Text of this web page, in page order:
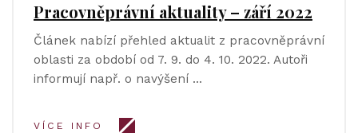
Pracovněprávní aktuality – září 2022
Článek nabízí přehled aktualit z pracovněprávní
oblasti za období od 7. 9. do 4. 10. 2022. Autoři
informují např. o navýšení …
VÍCE INFO